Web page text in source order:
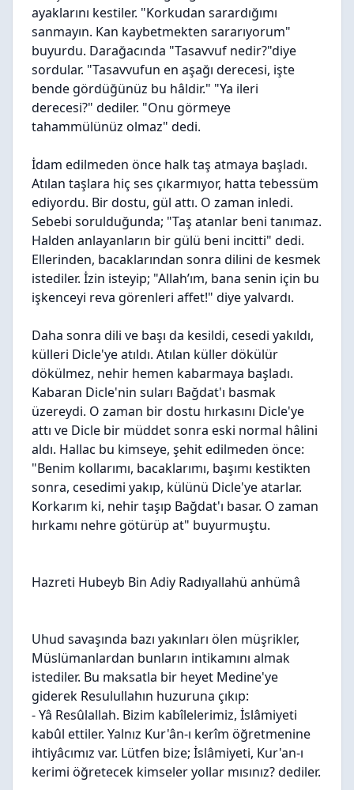
ayaklarını kestiler. "Korkudan sarardığımı
sanmayın. Kan kaybetmekten sararıyorum"
buyurdu. Darağacında "Tasavvuf nedir?"diye
sordular. "Tasavvufun en aşağı derecesi, işte
bende gördüğünüz bu hâldir." "Ya ileri
derecesi?" dediler. "Onu görmeye
tahammülünüz olmaz" dedi.
İdam edilmeden önce halk taş atmaya başladı.
Atılan taşlara hiç ses çıkarmıyor, hatta tebessüm
ediyordu. Bir dostu, gül attı. O zaman inledi.
Sebebi sorulduğunda; "Taş atanlar beni tanımaz.
Halden anlayanların bir gülü beni incitti" dedi.
Ellerinden, bacaklarından sonra dilini de kesmek
istediler. İzin isteyip; "Allah’ım, bana senin için bu
işkenceyi reva görenleri affet!" diye yalvardı.
Daha sonra dili ve başı da kesildi, cesedi yakıldı,
külleri Dicle'ye atıldı. Atılan küller dökülür
dökülmez, nehir hemen kabarmaya başladı.
Kabaran Dicle'nin suları Bağdat'ı basmak
üzereydi. O zaman bir dostu hırkasını Dicle'ye
attı ve Dicle bir müddet sonra eski normal hâlini
aldı. Hallac bu kimseye, şehit edilmeden önce:
"Benim kollarımı, bacaklarımı, başımı kestikten
sonra, cesedimi yakıp, külünü Dicle'ye atarlar.
Korkarım ki, nehir taşıp Bağdat'ı basar. O zaman
hırkamı nehre götürüp at" buyurmuştu.
Hazreti Hubeyb Bin Adiy Radıyallahü anhümâ
Uhud savaşında bazı yakınları ölen müşrikler,
Müslümanlardan bunların intikamını almak
istediler. Bu maksatla bir heyet Medine'ye
giderek Resulullahın huzuruna çıkıp:
- Yâ Resûlallah. Bizim kabîlelerimiz, İslâmiyeti
kabûl ettiler. Yalnız Kur'ân-ı kerîm öğretmenine
ihtiyâcımız var. Lütfen bize; İslâmiyeti, Kur'an-ı
kerimi öğretecek kimseler yollar mısınız? dediler.